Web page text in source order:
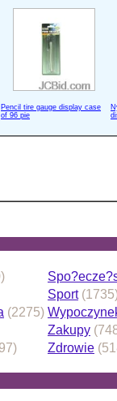
Pencil tire gauge display case
of 96 pie
Sport
(2275)
Zakupy
Zdrowie